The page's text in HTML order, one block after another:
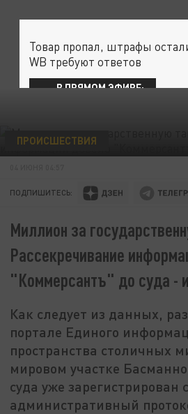
ПРОИСШЕСТВИЯ
ПОДПИШИТЕСЬ:
Миллион за
Рассекречивание
"Коммерсантъ" до суда -
Как следует из данных,
портале Единого
пространства столичных
мировом участке
суда уже зарегистрирован
административный
Товар пропал, штрафы
WB требуют ответов
В ПРЯМОМ ЭФИРЕ: